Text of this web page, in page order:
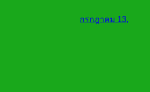
กรกฎาคม 13,